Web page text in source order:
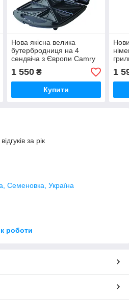
Нова якісна велика
бутербродниця на 4
сендвіча з Європи Camry
CR3023 з гарантією
1 550₴
Купити
1
за рік
Семеновка, Україна
роботи